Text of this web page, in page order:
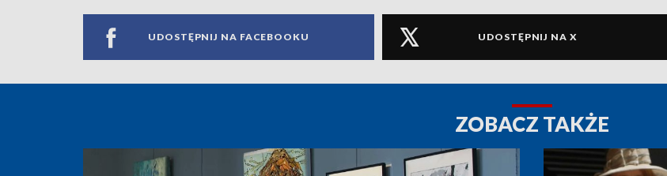
UDOSTĘPNIJ NA FACEBOOKU UDOSTĘPNIJ NA X
ZOBACZ TAKŻE